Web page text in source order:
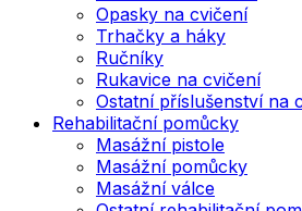
Opasky na cvičení
Trhačky a háky
Ručníky
Rukavice na cvičení
Ostatní příslušenství na
Rehabilitační pomůcky
Masážní pistole
Masážní pomůcky
Masážní válce